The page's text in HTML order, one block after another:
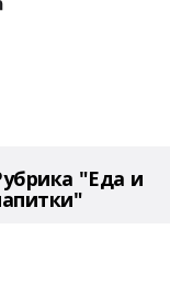
"Еда и